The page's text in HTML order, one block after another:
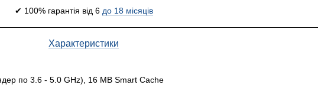
✔ 100% гарантія від 6 до 18 місяців
Характеристики
по 3.6 - 5.0 GHz), 16 MB Smart Cache